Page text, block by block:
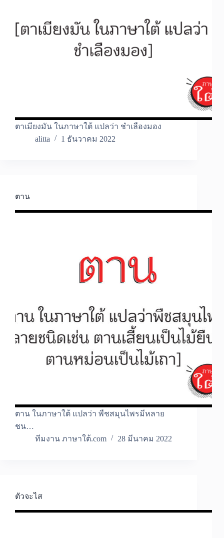
ตาเมียงมัน ในภาษาใต้ แปลว่า ชำเลืองมอง
alitta
1 ธันวาคม 2022
ตาน
ตาน ในภาษาใต้ แปลว่า พืชสมุนไพรมีหลาย
ชน…
ทีมงาน ภาษาใต้.com
28 มีนาคม 2022
ตัวจะไส